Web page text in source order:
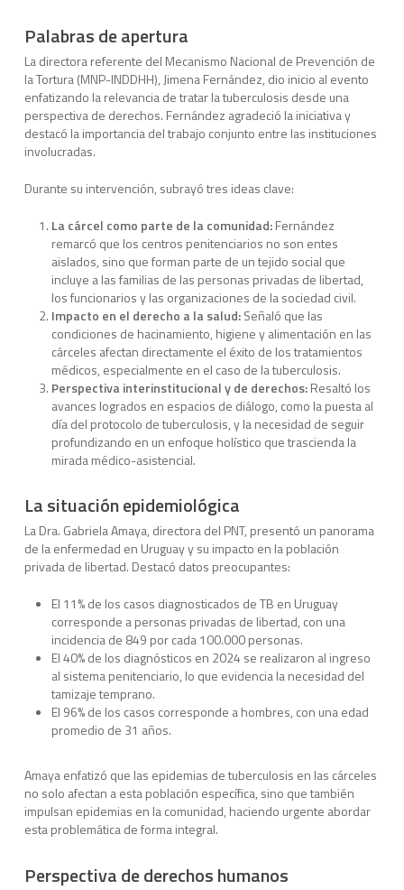
Palabras de apertura
La directora referente del Mecanismo Nacional de Prevención de
la Tortura (MNP-INDDHH), Jimena Fernández, dio inicio al evento
enfatizando la relevancia de tratar la tuberculosis desde una
perspectiva de derechos. Fernández agradeció la iniciativa y
destacó la importancia del trabajo conjunto entre las instituciones
involucradas.
Durante su intervención, subrayó tres ideas clave:
La cárcel como parte de la comunidad:Fernández
remarcó que los centros penitenciarios no son entes
aislados, sino que forman parte de un tejido social que
incluye a las familias de las personas privadas de libertad,
los funcionarios y las organizaciones de la sociedad civil.
Impacto en el derecho a la salud:Señaló que las
condiciones de hacinamiento, higiene y alimentación en las
cárceles afectan directamente el éxito de los tratamientos
médicos, especialmente en el caso de la tuberculosis.
Perspectiva interinstitucional y de derechos:Resaltó los
avances logrados en espacios de diálogo, como la puesta al
día del protocolo de tuberculosis, y la necesidad de seguir
profundizando en un enfoque holístico que trascienda la
mirada médico-asistencial.
La situación epidemiológica
La Dra. Gabriela Amaya, directora del PNT, presentó un panorama
de la enfermedad en Uruguay y su impacto en la población
privada de libertad. Destacó datos preocupantes:
El 11% de los casos diagnosticados de TB en Uruguay
corresponde a personas privadas de libertad, con una
incidencia de 849 por cada 100.000 personas.
El 40% de los diagnósticos en 2024 se realizaron al ingreso
al sistema penitenciario, lo que evidencia la necesidad del
tamizaje temprano.
El 96% de los casos corresponde a hombres, con una edad
promedio de 31 años.
Amaya enfatizó que las epidemias de tuberculosis en las cárceles
no solo afectan a esta población específica, sino que también
impulsan epidemias en la comunidad, haciendo urgente abordar
esta problemática de forma integral.
Perspectiva de derechos humanos